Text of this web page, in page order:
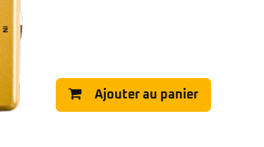
Affinity
Serie Mini
Classic Vibe Jazz Bass
Classic Vibe Precision
Classic Vibe Jaguar
Classic Vibe Mustang
Classic Vibe Telecaster
BASSES UKULÉLÉS
Ajouter au panier